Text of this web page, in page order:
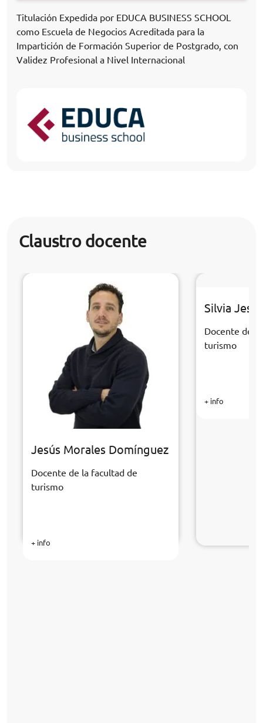
Titulación Expedida por EDUCA BUSINESS SCHOOL
como Escuela de Negocios Acreditada para la
Impartición de Formación Superior de Postgrado, con
Validez Profesional a Nivel Internacional
Claustro docente
Jesús Morales Domínguez
Docente de la facultad de
turismo
+ info
Silvia
Docente de
turismo
+ info